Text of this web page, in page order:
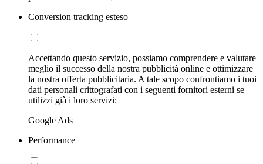
Conversion tracking esteso
Accettando questo servizio, possiamo comprendere e valutare
meglio il successo della nostra pubblicità online e ottimizzare
la nostra offerta pubblicitaria. A tale scopo confrontiamo i tuoi
dati personali crittografati con i seguenti fornitori esterni se
utilizzi già i loro servizi:
Google Ads
Performance